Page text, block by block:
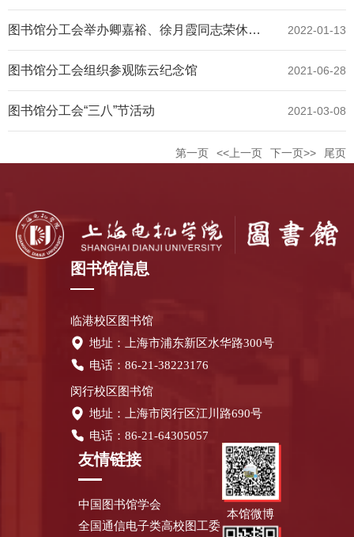
图书馆分工会举办卿嘉裕、徐月霞同志荣休欢送座谈会 2022-01-13
图书馆分工会组织参观陈云纪念馆 2021-06-28
图书馆分工会“三八”节活动 2021-03-08
第一页 <<上一页 下一页>> 尾页
图书馆信息
临港校区图书馆
地址：上海市浦东新区水华路300号
电话：86-21-38223176
闵行校区图书馆
地址：上海市闵行区江川路690号
电话：86-21-64305057
友情链接
中国图书馆学会
全国通信电子类高校图工委
本馆微博